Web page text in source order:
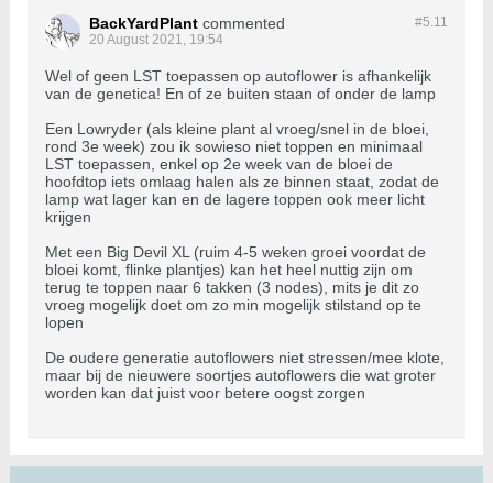
#5.11
BackYardPlant commented
20 August 2021, 19:54
Wel of geen LST toepassen op autoflower is afhankelijk
van de genetica! En of ze buiten staan of onder de lamp
Een Lowryder (als kleine plant al vroeg/snel in de bloei,
rond 3e week) zou ik sowieso niet toppen en minimaal
LST toepassen, enkel op 2e week van de bloei de
hoofdtop iets omlaag halen als ze binnen staat, zodat de
lamp wat lager kan en de lagere toppen ook meer licht
krijgen
Met een Big Devil XL (ruim 4-5 weken groei voordat de
bloei komt, flinke plantjes) kan het heel nuttig zijn om
terug te toppen naar 6 takken (3 nodes), mits je dit zo
vroeg mogelijk doet om zo min mogelijk stilstand op te
lopen
De oudere generatie autoflowers niet stressen/mee klote,
maar bij de nieuwere soortjes autoflowers die wat groter
worden kan dat juist voor betere oogst zorgen